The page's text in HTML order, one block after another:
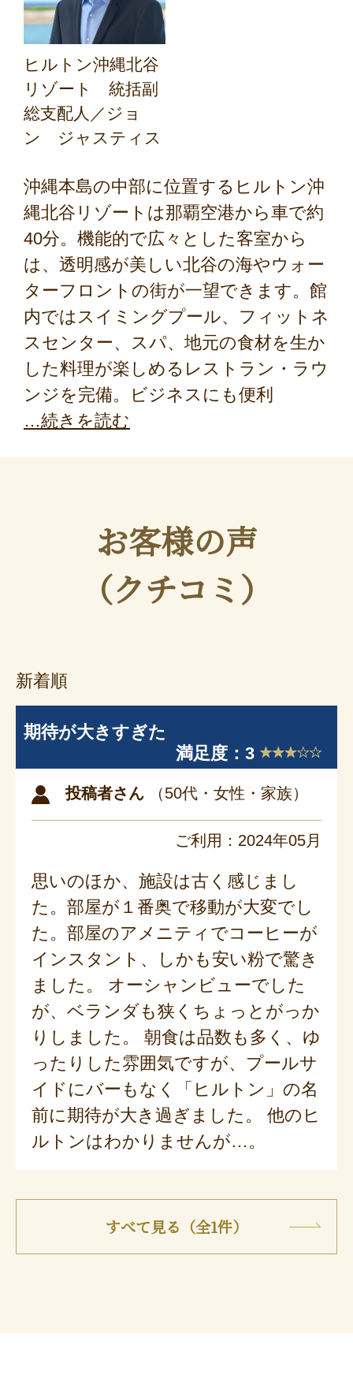
ヒルトン沖縄北谷
リゾート 統括副
総支配人／ジョ
ン ジャスティス
沖縄本島の中部に位置するヒルトン沖
縄北谷リゾートは那覇空港から車で約
40分。機能的で広々とした客室から
は、透明感が美しい北谷の海やウォー
ターフロントの街が一望できます。館
内ではスイミングプール、フィットネ
スセンター、スパ、地元の食材を生か
した料理が楽しめるレストラン・ラウ
ンジを完備。ビジネスにも便利
続きを読む
お客様の声
（クチコミ）
新着順
期待が大きすぎた
満足度：3
投稿者さん （50代・女性・家族）
ご利用：2024年05月
思いのほか、施設は古く感じまし
た。部屋が１番奥で移動が大変でし
た。部屋のアメニティでコーヒーが
インスタント、しかも安い粉で驚き
ました。 オーシャンビューでした
が、ベランダも狭くちょっとがっか
りしました。 朝食は品数も多く、ゆ
ったりした雰囲気ですが、プールサ
イドにバーもなく「ヒルトン」の名
前に期待が大き過ぎました。 他のヒ
ルトンはわかりませんが…。
すべて見る（全1件）